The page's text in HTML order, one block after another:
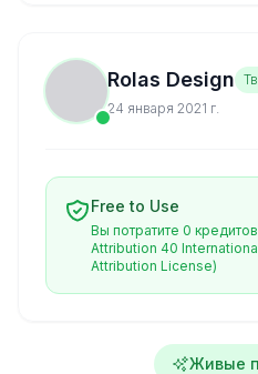
Rolas Design
24 января 2021 г.
Free to Use
Вы потратите 0
Attribution 40
Attribution License)
Живые